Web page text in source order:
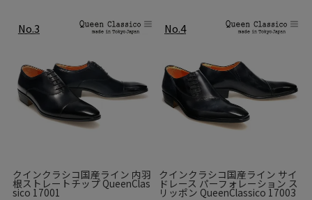
クインクラシコ国産ライン 内羽
根ストレートチップ QueenClas
sico 17001
クインクラシコ国産ライン サイ
ドレース パーフォレーション ス
リッポン QueenClassico 17003